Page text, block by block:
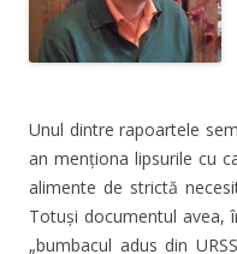
Unul dintre rapoartele
an menţiona lipsurile cu
alimente de strictă
Totuşi documentul avea,
„bumbacul adus din